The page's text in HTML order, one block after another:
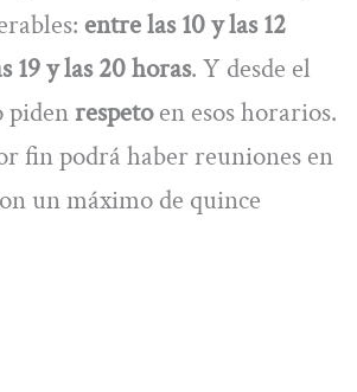
entre las 10 y las 12
19 y las 20 horas. Y desde el
piden respetoen esos horarios.
fin podrá haber reuniones en
un máximo de quince